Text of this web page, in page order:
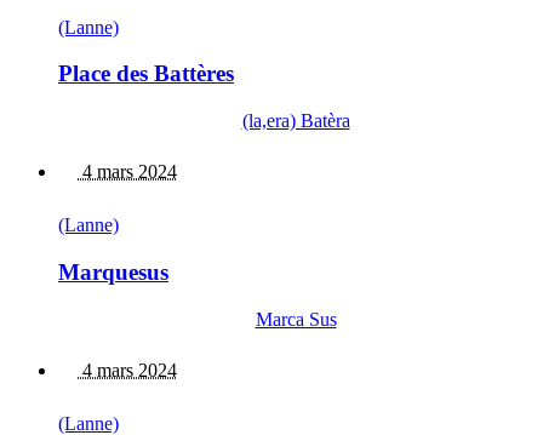
(Lanne)
Place des Battères
(la,era) Batèra
4 mars 2024
(Lanne)
Marquesus
Marca Sus
4 mars 2024
(Lanne)